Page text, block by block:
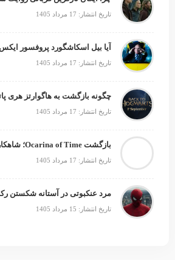
تاریخ انتشار: 17 مرداد 1405
آیا بیل اسکاشگورد پروفسور
تاریخ انتشار: 17 مرداد 1405
چگونه بازگشت به هاگوارتز هری
تاریخ انتشار: 17 مرداد 1405
تاریخ انتشار: 17 مرداد 1405
مرد عنکبوتی در آستانه شکستن
تاریخ انتشار: 15 مرداد 1405